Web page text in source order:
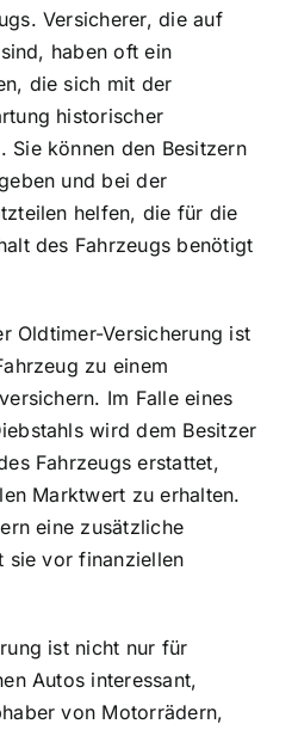
Versicherer, die auf
haben oft ein
die sich mit der
historischer
Sie können den Besitzern
und bei der
helfen, die für die
des Fahrzeugs benötigt
Oldtimer-Versicherung ist
zu einem
. Im Falle eines
wird dem Besitzer
Fahrzeugs erstattet,
Marktwert zu erhalten.
eine zusätzliche
sie vor finanziellen
ist nicht nur für
Autos interessant,
von Motorrädern,